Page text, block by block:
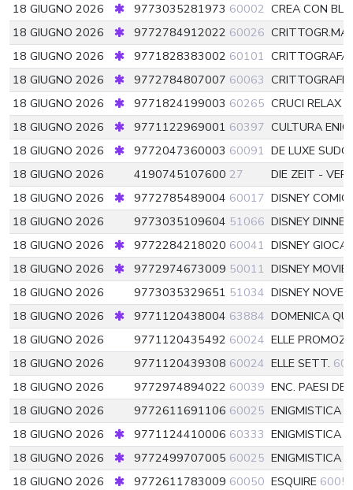
18 GIUGNO 2026
9773035281973 60002 CREA CON
18 GIUGNO 2026
9772784912022 60026
18 GIUGNO 2026
9771828383002 60101
18 GIUGNO 2026
9772784807007 60063
18 GIUGNO 2026
9771824199003 60265 CRUCI RELAX
18 GIUGNO 2026
9771122969001 60397 CULTURA
18 GIUGNO 2026
9772047360003 60091 DE LUXE
18 GIUGNO 2026
4190745107600 27
DIE ZEIT -
18 GIUGNO 2026
9772785489004 60017 DISNEY
18 GIUGNO 2026
9773035109604 51066 DISNEY
18 GIUGNO 2026
9772284218020 60041 DISNEY GIOCA
18 GIUGNO 2026
9772974673009 50011 DISNEY MOVIE
18 GIUGNO 2026
9773035329651 51034 DISNEY
18 GIUGNO 2026
9771120438004 63884 DOMENICA
18 GIUGNO 2026
9771120435492 60024 ELLE
18 GIUGNO 2026
9771120439308 60024 ELLE SETT.
18 GIUGNO 2026
9772974894022 60039 ENC. PAESI
18 GIUGNO 2026
9772611691106 60025 ENIGMISTICA
18 GIUGNO 2026
9771124410006 60333 ENIGMISTICA
18 GIUGNO 2026
9772499707005 60025 ENIGMISTICA
18 GIUGNO 2026
9772611783009 60050 ESQUIRE